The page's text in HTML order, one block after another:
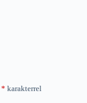
* karakterrel